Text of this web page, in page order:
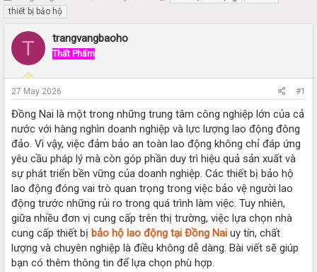
h
r
e
d
a
r
e
r
r
thiết bị bảo hộ
T trangvangbaoho
Thất Phẩm
27 May 2026 #1
Đồng Nai là một trong những trung tâm công nghiệp lớn của cả
nước với hàng nghìn doanh nghiệp và lực lượng lao động đông
đảo. Vì vậy, việc đảm bảo an toàn lao động không chỉ đáp ứng
yêu cầu pháp lý mà còn góp phần duy trì hiệu quả sản xuất và
sự phát triển bền vững của doanh nghiệp. Các thiết bị bảo hộ
lao động đóng vai trò quan trọng trong việc bảo vệ người lao
động trước những rủi ro trong quá trình làm việc. Tuy nhiên,
giữa nhiều đơn vị cung cấp trên thị trường, việc lựa chọn nhà
cung cấp thiết bị bảo hộ lao động tại Đồng Nai uy tín, chất
lượng và chuyên nghiệp là điều không dễ dàng. Bài viết sẽ giúp
bạn có thêm thông tin để lựa chọn phù hợp.